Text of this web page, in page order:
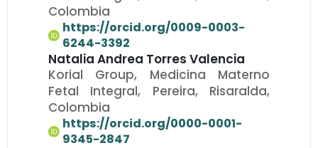
Colombia
https://orcid.org/0009-0003-
6244-3392
Natalia Andrea Torres Valencia
Korial Group, Medicina Materno
Fetal Integral, Pereira, Risaralda,
Colombia
https://orcid.org/0000-0001-
9345-2847